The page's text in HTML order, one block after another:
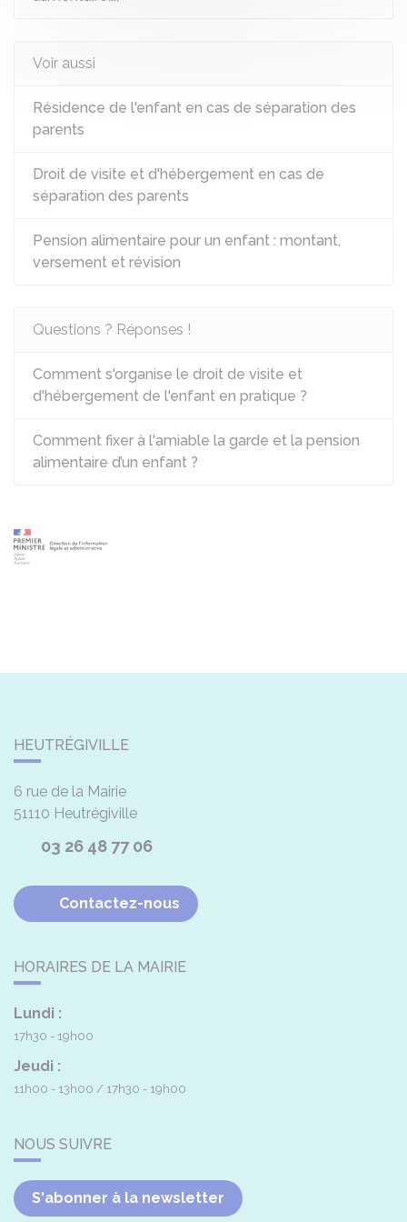
Voir aussi
Résidence de l'enfant en cas de séparation des
parents
Droit de visite et d'hébergement en cas de
séparation des parents
Pension alimentaire pour un enfant : montant,
versement et révision
Questions ? Réponses !
Comment s'organise le droit de visite et
d'hébergement de l'enfant en pratique ?
Comment fixer à l'amiable la garde et la pension
alimentaire d’un enfant ?
HEUTRÉGIVILLE
6 rue de la Mairie
51110 Heutrégiville
03 26 48 77 06
Contactez-nous
HORAIRES DE LA MAIRIE
Lundi :
17h30 - 19h00
Jeudi :
11h00 - 13h00 17h30 - 19h00
NOUS SUIVRE
S'abonner à la newsletter